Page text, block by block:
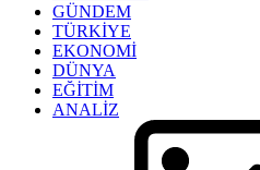
GÜNDEM
TÜRKİYE
EKONOMİ
DÜNYA
EĞİTİM
ANALİZ